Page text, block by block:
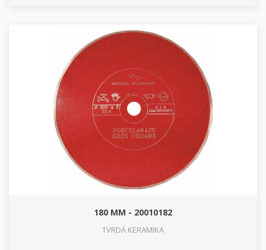
180 MM - 20010182
TVRDÁ KERAMIKA